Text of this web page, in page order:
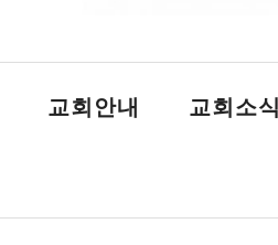
교회안내 교회소식